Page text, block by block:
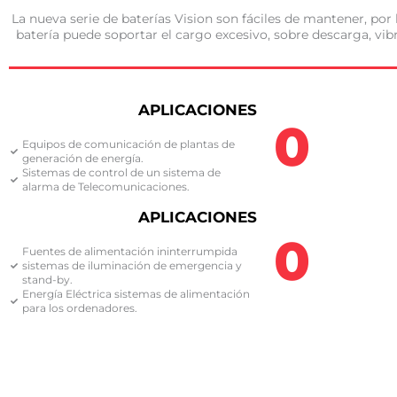
La nueva serie de baterías Vision son fáciles de mantener,
batería puede soportar el cargo excesivo, sobre descarga,
APLICACIONES
Equipos de comunicación de plantas de
generación de energía.
Sistemas de control de un sistema de
alarma de Telecomunicaciones. ​
0
APLICACIONES
Fuentes de alimentación ininterrumpida
sistemas de iluminación de emergencia y
stand-by.
Energía Eléctrica sistemas de alimentación
para los ordenadores.
0